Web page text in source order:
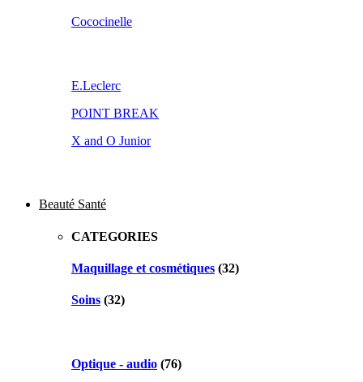
Cococinelle
E.Leclerc
POINT BREAK
X and O Junior
Beauté Santé
CATEGORIES
Maquillage et cosmétiques (32)
Soins (32)
Optique - audio (76)